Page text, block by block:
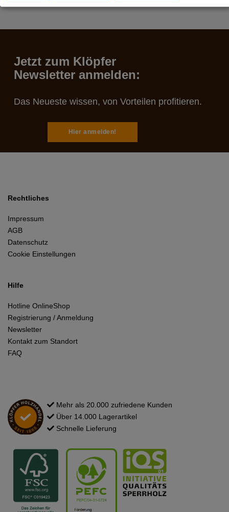
Jetzt zum Klöpfer
Newsletter anmelden:
Das Neueste wissen, von Vorteilen profitieren.
Hier anmelden!
Rechtliches
Impressum
AGB
Datenschutz
Cookie Einstellungen
Hilfe
Hotline OnlineShop
Registrierung / Anmeldung
Newsletter
Kontakt zum Standort
FAQ
Mehr als 20.000 zufriedene Kunden
Über 14.000 Lagerartikel
Schnelle Lieferung